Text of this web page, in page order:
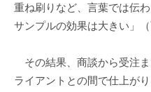
重ね刷りなど、言葉では伝
サンプルの効果は大きい」（
その結果、商談から受注
ライアントとの間で仕上が